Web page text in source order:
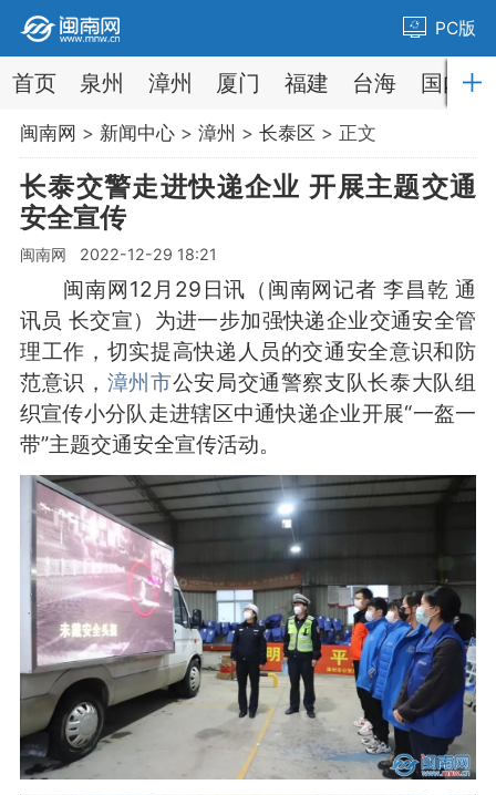
PC版
首页 泉州 漳州 厦门 福建 台海 国内
闽南网 > 新闻中心> 漳州 > 长泰区 > 正文
长泰交警走进快递企业 开展主题交通
安全宣传
闽南网 2022-12-29 18:21
闽南网12月29日讯（闽南网记者 李昌乾 通
讯员 长交宣）为进一步加强快递企业交通安全管
理工作，切实提高快递人员的交通安全意识和防
范意识， 漳州市公安局交通警察支队长泰大队组
织宣传小分队走进辖区中通快递企业开展“一盔一
带”主题交通安全宣传活动。